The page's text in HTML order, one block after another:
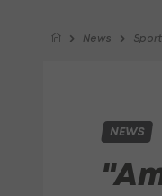
News
NEWS